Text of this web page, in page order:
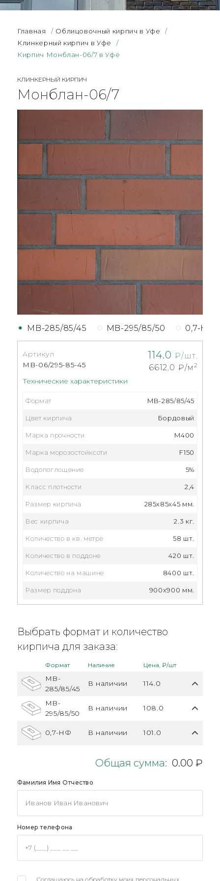
Главная / Облицовочный кирпич в Уфе
/
Клинкерный кирпич в Уфе
/
Кирпич Монблан-06/7 в Уфе
КЛИНКЕРНЫЙ КИРПИЧ
Монблан-06/7
114.0 ₽/шт.
6612.0 ₽/м2
MB-285/85/45 MB-295/85/50 0,7-НФ
Технические характеристики
Артикул
MB-06/295-85-45
Формат MB-285/85/45
Цвет кирпича Бордовый
Марка прочности M400
Марка морозостойксоти F150
Водопоглощение 5%
Класс плотности 2,4
Размер кирпича 285x85x45 мм.
Вес кирпича 2.3 кг.
Количество в кв. метре 58 шт.
Количество в поддоне 420 шт.
Количество на машине 8400 шт.
Размер поддона 900x900 мм.
Выбрать формат и количество
кирпича для заказа:
Формат Наличие Цена, ₽/шт
MB-
285/85/45
В наличии 114.0
MB-
295/85/50
В наличии 108.0
0,7-НФ В наличии 101.0
Общая сумма: 0.00 ₽
Фамилия Имя Отчество
Номер телефона
Соглашаюсь на обработку моих персональных